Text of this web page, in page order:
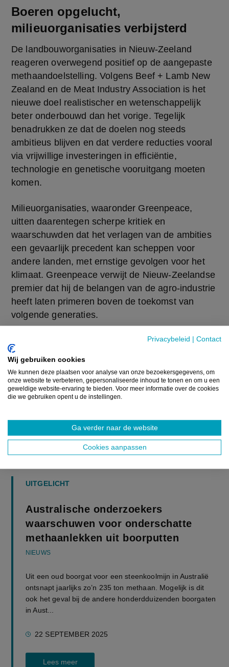
Privacybeleid | Contact
Wij gebruiken cookies
We kunnen deze plaatsen voor analyse van onze bezoekersgegevens, om
onze website te verbeteren, gepersonaliseerde inhoud te tonen en om u een
geweldige website-ervaring te bieden. Voor meer informatie over de cookies
die we gebruiken opent u de instellingen.
Ga verder naar de website
Cookies aanpassen
Boeren opgelucht,
milieuorganisaties verbijsterd
De landbouworganisaties in Nieuw-Zeeland
reageren overwegend positief op de aangepaste
methaandoelstelling. Volgens Beef + Lamb New
Zealand en de Meat Industry Association is het
nieuwe doel realistischer en wetenschappelijk
beter onderbouwd dan het vorige. Tegelijk
benadrukken ze dat de doelen nog steeds
ambitieus blijven en dat verdere reducties vooral
via vrijwillige investeringen in efficiëntie,
technologie en genetische vooruitgang moeten
komen.
Milieuorganisaties, waaronder Greenpeace,
uitten daarentegen scherpe kritiek en
waarschuwden dat het verlagen van de ambities
een gevaarlijk precedent kan scheppen voor
andere landen, met ernstige gevolgen voor het
klimaat. Greenpeace verwijt de Nieuw-Zeelandse
premier dat hij de belangen van de agro-industrie
heeft laten primeren boven de toekomst van
volgende generaties.
UITGELICHT
Australische onderzoekers
waarschuwen voor onderschatte
methaanlekken uit boorputten
NIEUWS
Uit een oud boorgat voor een steenkoolmijn in Australië
ontsnapt jaarlijks zo’n 235 ton methaan. Mogelijk is dit
ook het geval bij de andere honderdduizenden boorgaten
in Aust...
22 SEPTEMBER 2025
Lees meer